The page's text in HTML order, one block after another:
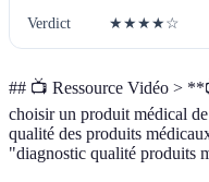
Verdict ★★★★☆
## 📺 Ressource Vidéo >
choisir un produit médical
qualité des produits
"diagnostic qualité produits